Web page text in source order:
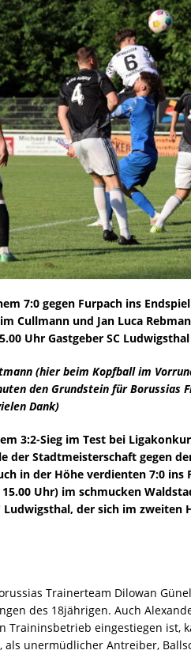
Juli 2026 ] 1:0 in Bexbach – morgen
Juli 2026 ] Borussia testet bei der SG
Juli 2026 ] Vom beschaulichen
Juli 2026 ] Vom beschaulichen
Juli 2026 ]
Der Mann mit dem
Juli 2026 ]
Blood, sweat and tears
Juli 2026 ] Kein Test in Merchweiler!
Juli 2026 ] Vierer-Kette: Neues aus dem
Juli 2026 ] Heute vor 114 Jahren:
Juli 2026 ] Abschied von einem großen
Juli 2026 ] Vierer-Kette: Sonntagsnews
Juli 2026 ]
Im Ellenfeld ist immer was los!
Juli 2026 ] Ein erfahrener
Juli 2026 ] Wir stellen vor: Dhiyauldin
Juli 2026 ] Wir stellen vor: Darius-
Juli 2026 ]
Juli 2026 ]
Nächste Ausfahrt Bildstock
Juli 2026 ] Neues Jahr, neues Glück?!
Juli 2026 ] Erstes Erfolgserlebnis für
7:0 gegen Furpach ins
Cullmann und Jan Luca
Uhr Gastgeber SC Ludwigsthal
(hier beim Kopfball im
den Grundstein für Borussias
Dank)
3:2-Sieg im Test bei
der Stadtmeisterschaft gegen
in der Höhe verdienten 7:0
Uhr) im schmucken
Ludwigsthal, der sich im zweiten
Trainerteam Dilowan
des 18jährigen. Auch
Traininsbetrieb eingestiegen ist,
als unermüdlicher Antreiber,